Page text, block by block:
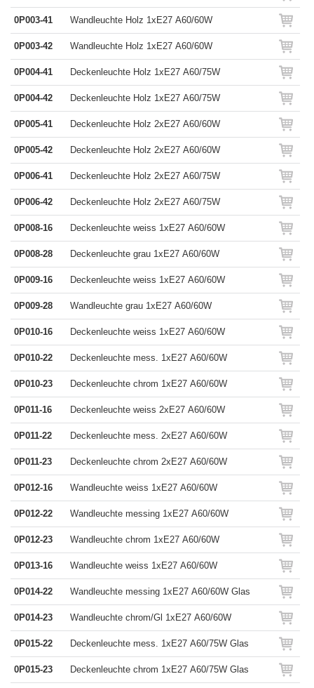
0P003-41 Wandleuchte Holz 1xE27 A60/60W
0P003-42 Wandleuchte Holz 1xE27 A60/60W
0P004-41 Deckenleuchte Holz 1xE27 A60/75W
0P004-42 Deckenleuchte Holz 1xE27 A60/75W
0P005-41 Deckenleuchte Holz 2xE27 A60/60W
0P005-42 Deckenleuchte Holz 2xE27 A60/60W
0P006-41 Deckenleuchte Holz 2xE27 A60/75W
0P006-42 Deckenleuchte Holz 2xE27 A60/75W
0P008-16 Deckenleuchte weiss 1xE27 A60/60W
0P008-28 Deckenleuchte grau 1xE27 A60/60W
0P009-16 Deckenleuchte weiss 1xE27 A60/60W
0P009-28 Wandleuchte grau 1xE27 A60/60W
0P010-16 Deckenleuchte weiss 1xE27 A60/60W
0P010-22 Deckenleuchte mess. 1xE27 A60/60W
0P010-23 Deckenleuchte chrom 1xE27 A60/60W
0P011-16 Deckenleuchte weiss 2xE27 A60/60W
0P011-22 Deckenleuchte mess. 2xE27 A60/60W
0P011-23 Deckenleuchte chrom 2xE27 A60/60W
0P012-16 Wandleuchte weiss 1xE27 A60/60W
0P012-22 Wandleuchte messing 1xE27 A60/60W
0P012-23 Wandleuchte chrom 1xE27 A60/60W
0P013-16 Wandleuchte weiss 1xE27 A60/60W
0P014-22 Wandleuchte messing 1xE27 A60/60W Glas
0P014-23 Wandleuchte chrom/Gl 1xE27 A60/60W
0P015-22 Deckenleuchte mess. 1xE27 A60/75W Glas
0P015-23 Deckenleuchte chrom 1xE27 A60/75W Glas